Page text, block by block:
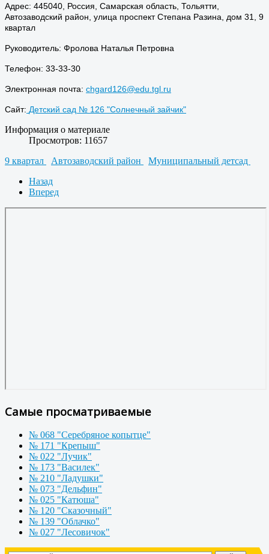
Адрес: 445040, Россия, Самарская область, Тольятти,
Автозаводский район, улица проспект Степана Разина, дом 31, 9
квартал
Руководитель: Фролова Наталья Петровна
Телефон: 33-33-30
Электронная почта: chgard126@edu.tgl.ru
Сайт: Детский сад № 126 "Солнечный зайчик"
Информация о материале
Просмотров: 11657
9 квартал
Автозаводский район
Муниципальный детсад
Назад
Вперед
Самые просматриваемые
№ 068 "Серебряное копытце"
№ 171 "Крепыш"
№ 022 "Лучик"
№ 173 "Василек"
№ 210 "Ладушки"
№ 073 "Дельфин"
№ 025 "Катюша"
№ 120 "Сказочный"
№ 139 "Облачко"
№ 027 "Лесовичок"